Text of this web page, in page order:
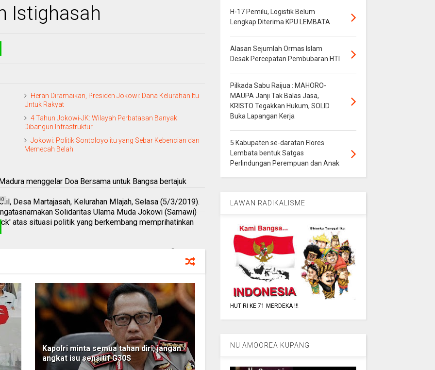
Istighasah
Heran Diramaikan, Presiden Jokowi: Dana Kelurahan Itu
Untuk Rakyat
4 Tahun Jokowi-JK: Wilayah Perbatasan Banyak
Dibangun Infrastruktur
Jokowi: Politik Sontoloyo itu yang Sebar Kebencian dan
Memecah Belah
menggelar Doa Bersama untuk Bangsa bertajuk
Desa Martajasah, Kelurahan Mlajah, Selasa (5/3/2019).
Solidaritas Ulama Muda Jokowi (Samawi)
atas situasi politik yang berkembang memprihatinkan
untuk melawan hoaks, black campaign, dan fitnah dari
Samawi KH Abdul Hadi Nur.
pada Plipres 2019," jelas Pengasuh Ponpes Nurul
black campaign, dan fitnah dengan cara santun mampu
suara Jokowi di Pulau Madura.
sekarang menang," terangnya.
Madura juga datang ke rumah-rumah warga untuk
dan fitnah yang diletupkan pihak lawan.
Jokowi serta capaian kinerja beliau sejauh ini,"
Kapolri minta semua tahan diri, jangan
angkat isu sensitif G30S
H-17 Pemilu, Logistik Belum
Lengkap Diterima KPU LEMBATA
Alasan Sejumlah Ormas Islam
Desak Percepatan Pembubaran HTI
Pilkada Sabu Raijua : MAHORO-
MAUPA Janji Tak Balas Jasa,
KRISTO Tegakkan Hukum, SOLID
Buka Lapangan Kerja
5 Kabupaten se-daratan Flores
Lembata bentuk Satgas
Perlindungan Perempuan dan Anak
LAWAN RADIKALISME
HUT RI KE 71 MERDEKA !!!
NU AMOOREA KUPANG